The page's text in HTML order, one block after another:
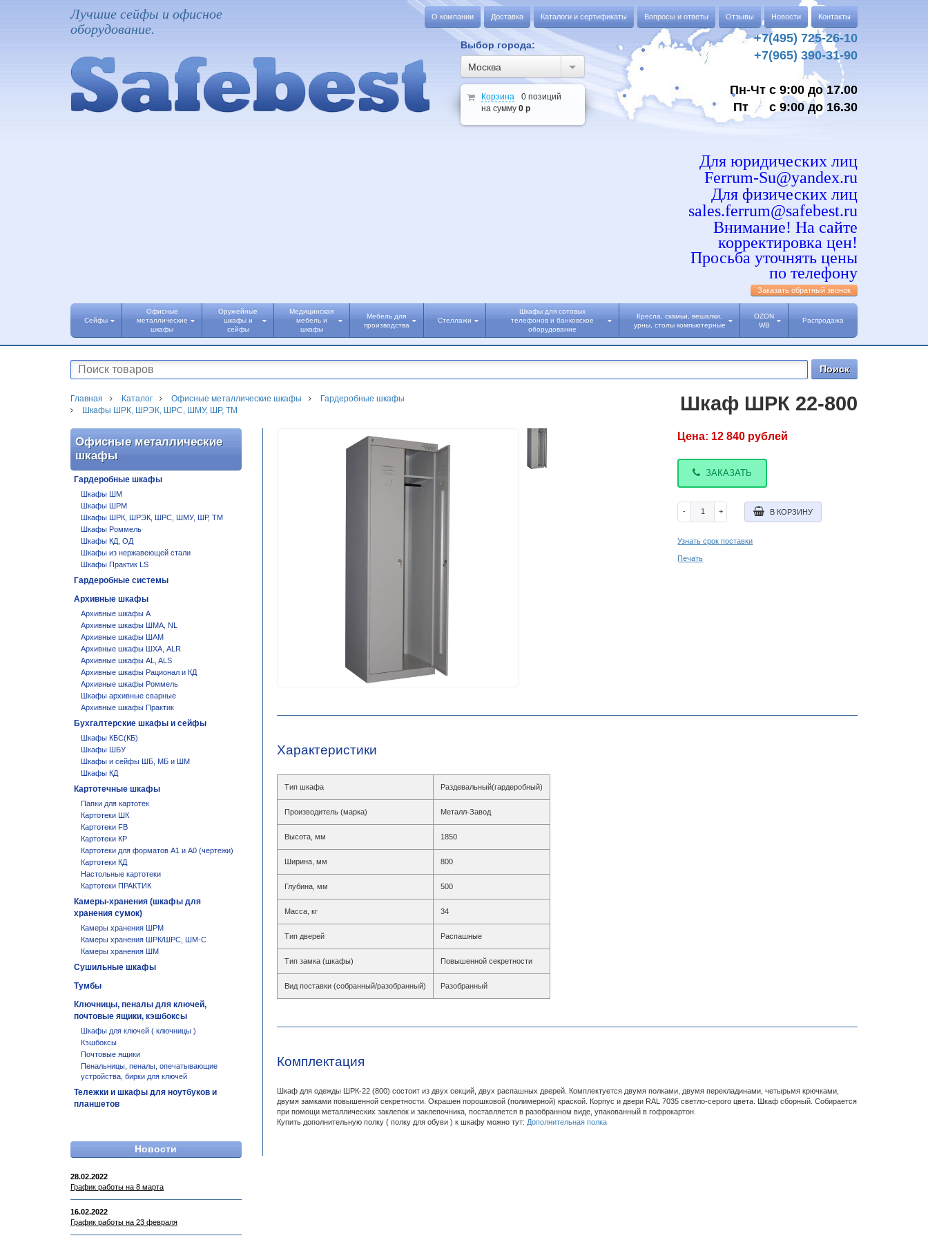
Лучшие сейфы и офисное
оборудование.
О компании Доставка Каталоги и сертификаты Вопросы и ответы Отзывы Новости Контакты
Выбор города:
Москва
Корзина
0 позиций
на сумму 0 р
+7(495) 725-26-10
+7(965) 390-31-90
Пн-Чт с 9:00 до 17.00
Пт с 9:00 до 16.30
Для юридических лиц
Ferrum-Su@yandex.ru
Для физических лиц
sales.ferrum@safebest.ru
Внимание! На сайте
корректировка цен!
Просьба уточнять цены
по телефону
Заказать обратный звонок
Сейфы
Офисные
металлические
шкафы
Оружейные
шкафы и
сейфы
Медицинская
мебель и
шкафы
Мебель для
производства
Стеллажи
Шкафы для сотовых
телефонов и банковское
оборудование
Кресла, скамьи, вешалки,
урны, столы компьютерные
OZON
WB
Распродажа
Главная Каталог Офисные металлические шкафы
Гардеробные шкафы
Шкафы ШРК, ШРЭК, ШРС, ШМУ, ШР, ТМ
Шкаф ШРК 22-800
Офисные металлические
шкафы
Гардеробные шкафы
Шкафы ШМ
Шкафы ШРМ
Шкафы ШРК, ШРЭК, ШРС, ШМУ, ШР, ТМ
Шкафы Роммель
Шкафы КД, ОД
Шкафы из нержавеющей стали
Шкафы Практик LS
Гардеробные системы
Архивные шкафы
Архивные шкафы А
Архивные шкафы ШМА, NL
Архивные шкафы ШАМ
Архивные шкафы ШХА, ALR
Архивные шкафы AL, ALS
Архивные шкафы Рационал и КД
Архивные шкафы Роммель
Шкафы архивные сварные
Архивные шкафы Практик
Бухгалтерские шкафы и сейфы
Шкафы КБС(КБ)
Шкафы ШБУ
Шкафы и сейфы ШБ, МБ и ШМ
Шкафы КД
Картотечные шкафы
Папки для картотек
Картотеки ШК
Картотеки FB
Картотеки КР
Картотеки для форматов А1 и А0 (чертежи)
Картотеки КД
Настольные картотеки
Картотеки ПРАКТИК
Камеры-хранения (шкафы для
хранения сумок)
Камеры хранения ШРМ
Камеры хранения ШРК/ШРС, ШМ-С
Камеры хранения ШМ
Сушильные шкафы
Тумбы
Ключницы, пеналы для ключей,
почтовые ящики, кэшбоксы
Шкафы для ключей ( ключницы )
Кэшбоксы
Почтовые ящики
Пенальницы, пеналы, опечатывающие
устройства, бирки для ключей
Тележки и шкафы для ноутбуков и
планшетов
Новости
28.02.2022
График работы на 8 марта
16.02.2022
График работы на 23 февраля
Цена: 12 840 рублей
ЗАКАЗАТЬ
- + В КОРЗИНУ
Узнать срок поставки
Печать
Характеристики
Тип шкафа Раздевальный(гардеробный)
Производитель (марка) Металл-Завод
Высота, мм 1850
Ширина, мм 800
Глубина, мм 500
Масса, кг 34
Тип дверей Распашные
Тип замка (шкафы) Повышенной секретности
Вид поставки (собранный/разобранный) Разобранный
Комплектация
Шкаф для одежды ШРК-22 (800) состоит из двух секций, двух распашных дверей. Комплектуется двумя полками, двумя перекладинами, четырьмя крючками,
двумя замками повышенной секретности. Окрашен порошковой (полимерной) краской. Корпус и двери RAL 7035 светло-серого цвета. Шкаф сборный. Собирается
при помощи металлических заклепок и заклепочника, поставляется в разобранном виде, упакованный в гофрокартон.
Купить дополнительную полку ( полку для обуви ) к шкафу можно тут: Дополнительная полка